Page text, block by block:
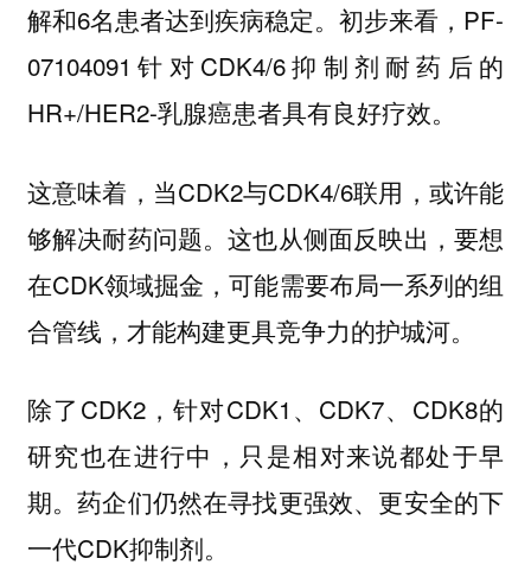
解和6名患者达到疾病稳定。初步来看，PF-
07104091针对CDK4/6抑制剂耐药后的
HR+/HER2-乳腺癌患者具有良好疗效。
这意味着，当CDK2与CDK4/6联用，或许能
够解决耐药问题。这也从侧面反映出，要想
在CDK领域掘金，可能需要布局一系列的组
合管线，才能构建更具竞争力的护城河。
除了CDK2，针对CDK1、CDK7、CDK8的
研究也在进行中，只是相对来说都处于早
期。药企们仍然在寻找更强效、更安全的下
一代CDK抑制剂。